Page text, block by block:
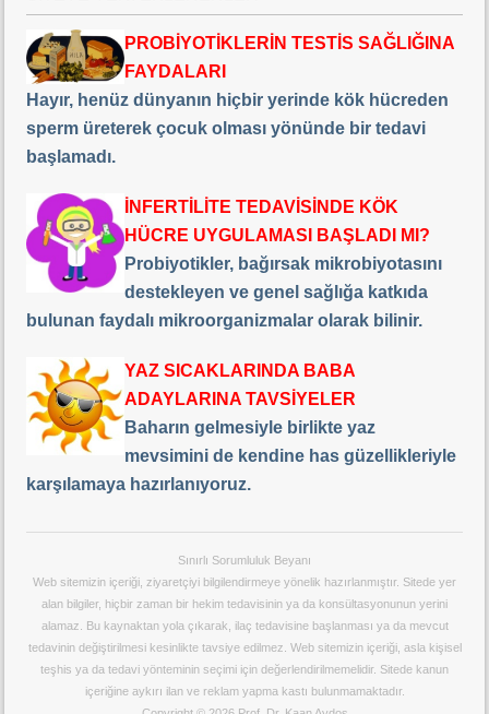
PROBİYOTİKLERİN TESTİS SAĞLIĞINA
FAYDALARI
Hayır, henüz dünyanın hiçbir yerinde kök hücreden
sperm üreterek çocuk olması yönünde bir tedavi
başlamadı.
İNFERTİLİTE TEDAVİSİNDE KÖK
HÜCRE UYGULAMASI BAŞLADI MI?
Probiyotikler, bağırsak mikrobiyotasını
destekleyen ve genel sağlığa katkıda
bulunan faydalı mikroorganizmalar olarak bilinir.
YAZ SICAKLARINDA BABA
ADAYLARINA TAVSİYELER
Baharın gelmesiyle birlikte yaz
mevsimini de kendine has güzellikleriyle
karşılamaya hazırlanıyoruz.
Sınırlı Sorumluluk Beyanı
Web sitemizin içeriği, ziyaretçiyi bilgilendirmeye yönelik hazırlanmıştır. Sitede yer
alan bilgiler, hiçbir zaman bir hekim tedavisinin ya da konsültasyonunun yerini
alamaz. Bu kaynaktan yola çıkarak, ilaç tedavisine başlanması ya da mevcut
tedavinin değiştirilmesi kesinlikte tavsiye edilmez. Web sitemizin içeriği, asla kişisel
teşhis ya da tedavi yönteminin seçimi için değerlendirilmemelidir. Sitede kanun
içeriğine aykırı ilan ve reklam yapma kastı bulunmamaktadır.